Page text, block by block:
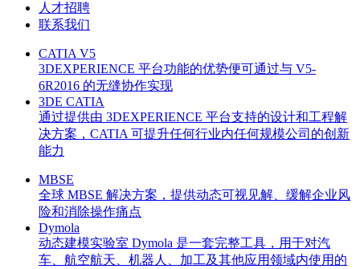
人才招聘
联系我们
CATIA V5
3DEXPERIENCE 平台功能的优势便可通过与 V5-
6R2016 的无缝协作实现
3DE CATIA
通过提供由 3DEXPERIENCE 平台支持的设计和工程解
决方案，CATIA 可提升任何行业内任何规模公司的创新
能力
MBSE
全球 MBSE 解决方案，提供动态可视见解、缓解企业风
险和消除操作痛点
Dymola
动态建模实验室 Dymola 是一套完整工具，用于对汽
车、航空航天、机器人、加工及其他应用领域内使用的